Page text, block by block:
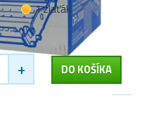
1 zlaťák
+ DO KOŠÍKA